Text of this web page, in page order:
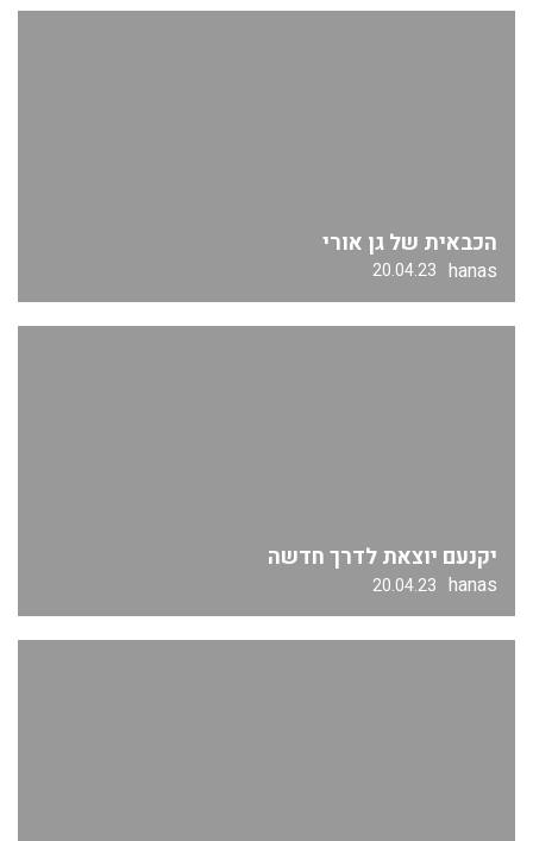
הכבאית של גן אורי
hanas
20.04.23
יקנעם יוצאת לדרך חדשה
hanas
20.04.23